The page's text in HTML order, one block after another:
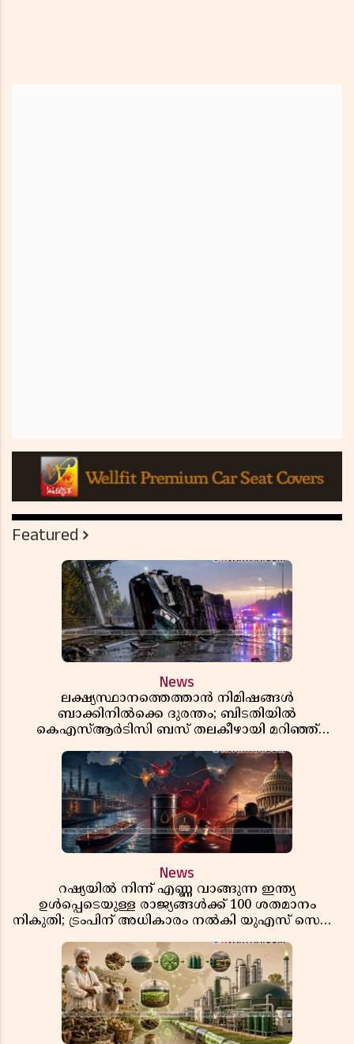
Featured
News
ലക്ഷ്യസ്ഥാനത്തെത്താൻ നിമിഷങ്ങൾ
ബാക്കിനിൽക്കെ ദുരന്തം; ബിടതിയിൽ
കെഎസ്ആർടിസി ബസ് തലകീഴായി മറിഞ്ഞ്
News
റഷ്യയിൽ നിന്ന് എണ്ണ വാങ്ങുന്ന ഇന്ത്യ
ഉൾപ്പെടെയുള്ള രാജ്യങ്ങൾക്ക് 100 ശതമാനം
നികുതി; ട്രംപിന് അധികാരം നൽകി യുഎസ് സെനറ്റ്